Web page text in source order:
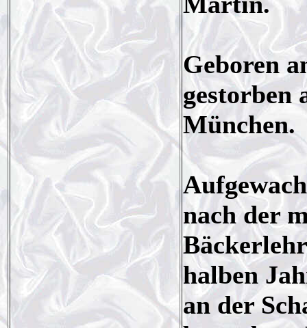
Geboren
gestorben
München.
nach der
halben
an der